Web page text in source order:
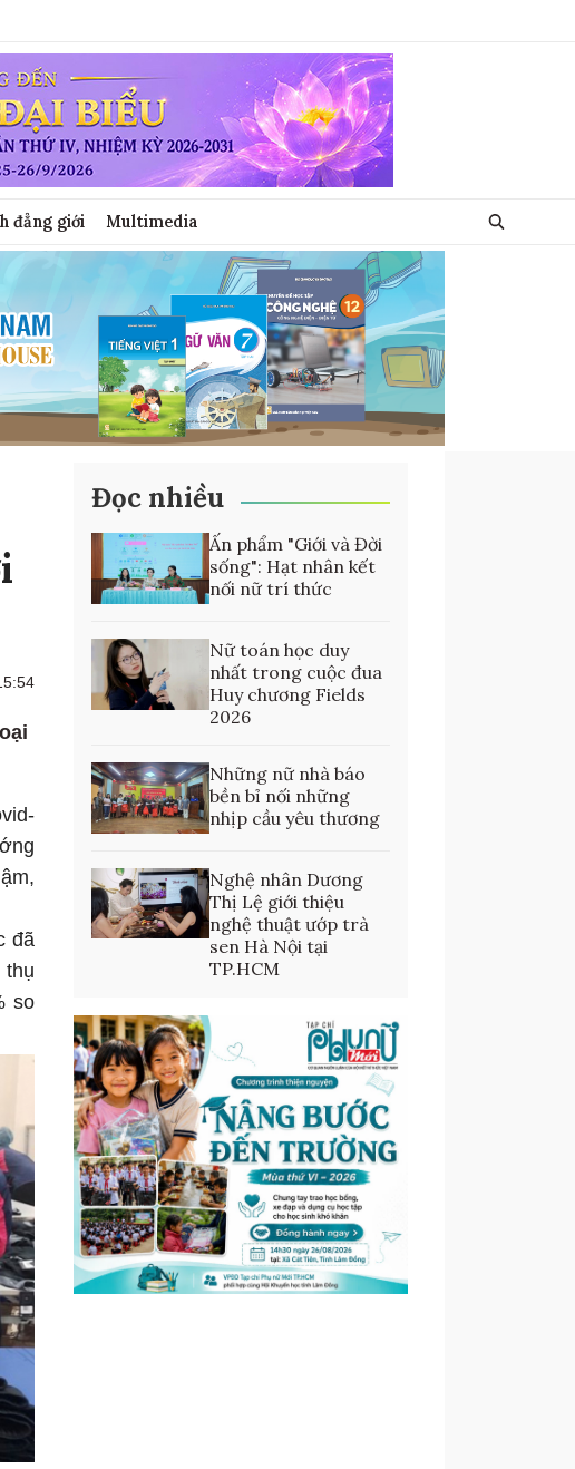
đẳng giới Multimedia
đã
so
Đọc nhiều
Ấn phẩm "Giới và Đời
sống": Hạt nhân kết
nối nữ trí thức
Nữ toán học duy
nhất trong cuộc đua
Huy chương Fields
2026
Những nữ nhà báo
bền bỉ nối những
nhịp cầu yêu thương
Nghệ nhân Dương
Thị Lệ giới thiệu
nghệ thuật ướp trà
sen Hà Nội tại
TP.HCM